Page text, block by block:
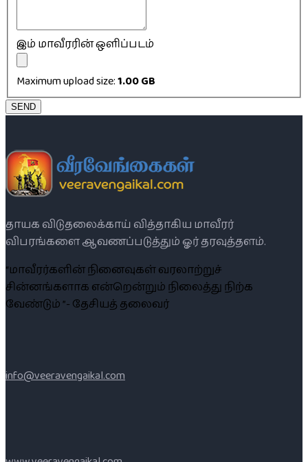
இம் மாவீரரின் ஒளிப்படம்
Maximum upload size:1.00 GB
SEND
தாயக விடுதலைக்காய் வித்தாகிய மாவீரர்
விபரங்களை ஆவணப்படுத்தும் ஓர் தரவுத்தளம்.
“மாவீரர்களின் நினைவுகள் வரலாற்றுச்
சின்னங்களாக என்றென்றும் நிலைத்து நிற்க
வேண்டும் ”- தேசியத் தலைவர்
info@veeravengaikal.com